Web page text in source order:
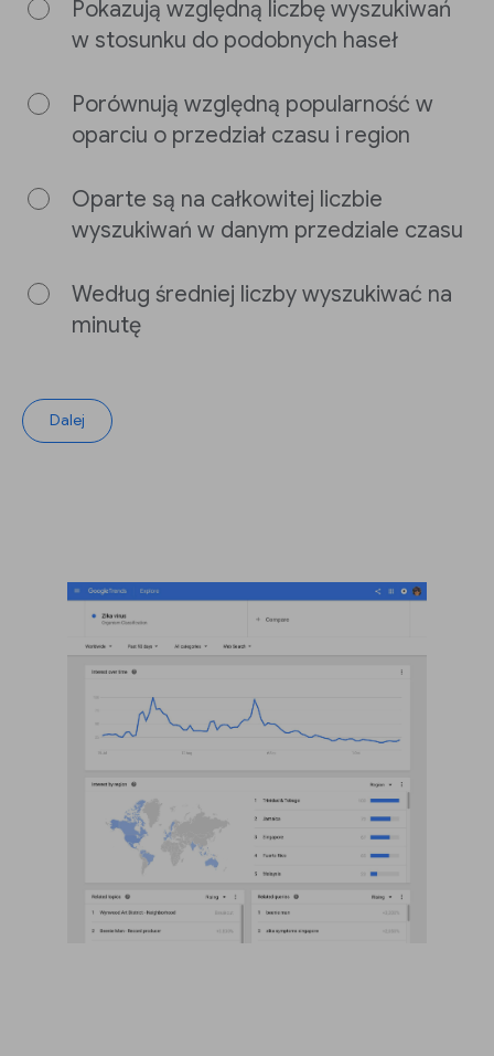
Pokazują względną liczbę wyszukiwań
w stosunku do podobnych haseł
Porównują względną popularność w
oparciu o przedział czasu i region
Oparte są na całkowitej liczbie
wyszukiwań w danym przedziale czasu
Według średniej liczby wyszukiwać na
minutę
Dalej